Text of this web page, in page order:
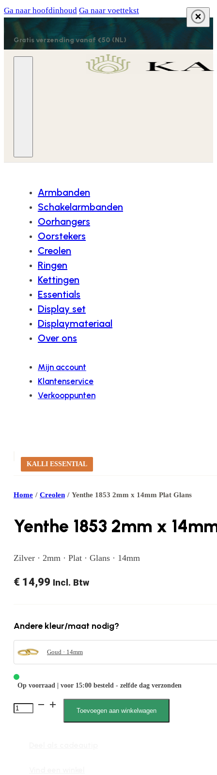
Ga naar hoofdinhoud Ga naar voettekst
Gratis verzending vanaf €50 (NL)
Armbanden
Schakelarmbanden
Oorhangers
Oorstekers
Creolen
Ringen
Kettingen
Essentials
Display set
Displaymateriaal
Over ons
Mijn account
Klantenservice
Verkooppunten
KALLI ESSENTIAL
Home / Creolen / Yenthe 1853 2mm x 14mm Plat Glans
Yenthe 1853 2mm x
Zilver · 2mm · Plat · Glans · 14mm
€ 14,99 Incl. Btw
Andere kleur/maat nodig?
Goud · 14mm
Op voorraad | voor 15:00 besteld - zelfde dag verzonden
Yenthe
Toevoegen aan winkelwagen